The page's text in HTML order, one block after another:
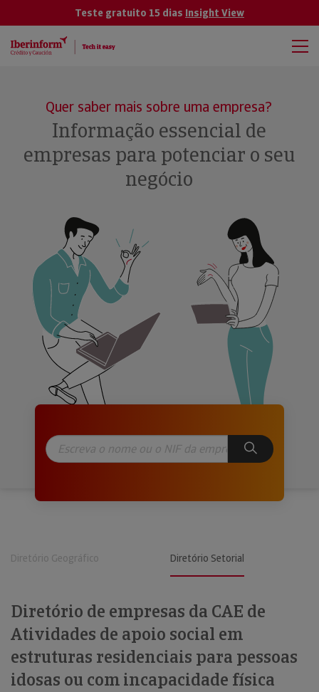
Teste gratuito 15 dias Insight View
Quer saber mais sobre uma empresa?
Informação essencial de
empresas para potenciar o seu
negócio
Diretório Geográfico Diretório Setorial
Diretório de empresas da CAE de
Atividades de apoio social em
estruturas residenciais para pessoas
idosas ou com incapacidade física